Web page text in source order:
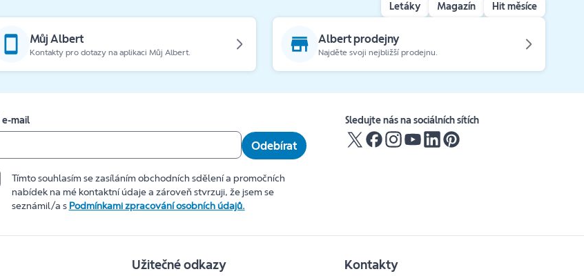
Letáky Magazín Hit měsíce
Můj Albert
Kontakty pro dotazy na aplikaci Můj Albert.
Albert prodejny
Najděte svoji nejbližší prodejnu.
e-mail
Odebírat
Tímto souhlasím se zasíláním obchodních sdělení a promočních
nabídek na mé kontaktní údaje a zároveň stvrzuji, že jsem se
seznámil/a s Podmínkami zpracování osobních údajů.
Sledujte nás na sociálních sítích
Užitečné odkazy Kontakty